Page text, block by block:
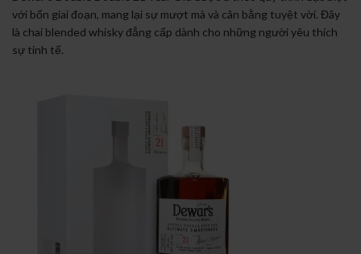
với bốn giai đoạn, mang lại sự mượt mà và cân bằng tuyệt vời. Đây
là chai blended whisky đẳng cấp dành cho những người yêu thích
sự tinh tế.